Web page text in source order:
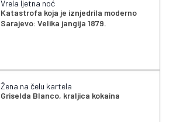
Vrela ljetna noć
Katastrofa koja je iznjedrila moderno
Sarajevo: Velika jangija 1879.
Žena na čelu kartela
Griselda Blanco, kraljica kokaina